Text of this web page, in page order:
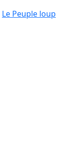
Le Peuple loup